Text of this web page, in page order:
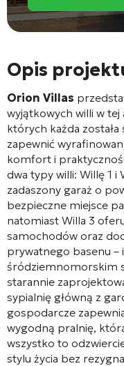
Opis
Orion Villas
wyjątkowych willi w tej
których każda
zapewnić
komfort i
dwa typy willi: Willę 1 i
zadaszony garaż o
bezpieczne miejsce
natomiast Willa 3
samochodów oraz
prywatnego basenu –
śródziemnomorskim
starannie
sypialnię główną z
gospodarcze
wygodną pralnię,
wszystko to
stylu życia bez